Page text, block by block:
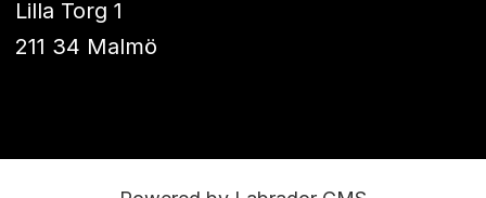
Lilla Torg 1
211 34 Malmö